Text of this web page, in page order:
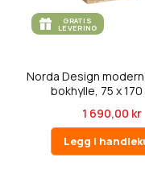
GRATIS
LEVERING
Norda Design
bokhylle, 75 x 170
1 690,00 kr
Legg i